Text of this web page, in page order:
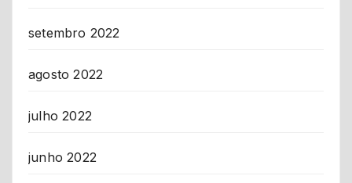
setembro 2022
agosto 2022
julho 2022
junho 2022